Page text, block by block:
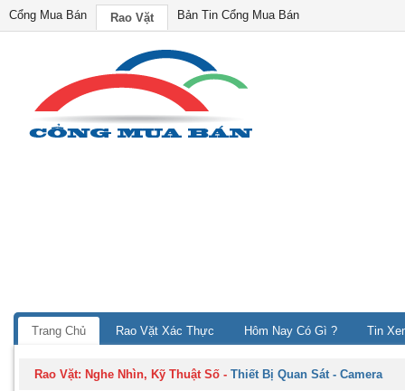
Cổng Mua Bán Rao Vặt Bản Tin Cổng Mua Bán
Trang Chủ Rao Vặt Xác Thực Hôm Nay Có Gì ? Tin
Rao Vặt: Nghe Nhìn, Kỹ Thuật Số -Thiết Bị Quan Sát - Camera